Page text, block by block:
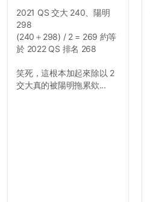
2021 QS 交大 240、陽明
298
(240＋298) / 2 = 269 約等
於 2022 QS 排名 268
笑死，這根本加起來除以 2
交大真的被陽明拖累欸...